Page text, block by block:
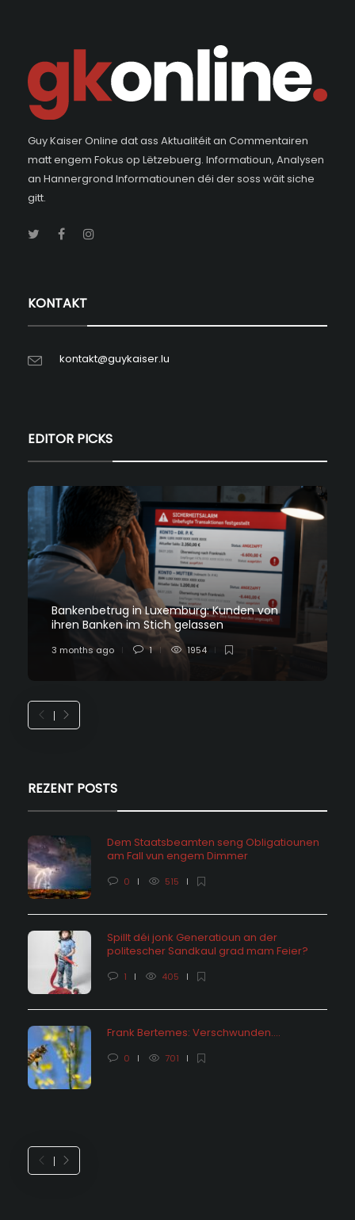
Guy Kaiser Online dat ass Aktualitéit an Commentairen
matt engem Fokus op Lëtzebuerg. Informatioun, Analysen
an Hannergrond Informatiounen déi der soss wäit siche
gitt.
KONTAKT
kontakt@guykaiser.lu
EDITOR PICKS
Bankenbetrug in Luxemburg: Kunden von
ihren Banken im Stich gelassen
3 months ago 1 1954
REZENT POSTS
Dem Staatsbeamten seng Obligatiounen
am Fall vun engem Dimmer
0 515
Spillt déi jonk Generatioun an der
politescher Sandkaul grad mam Feier?
1 405
Frank Bertemes: Verschwunden….
0 701